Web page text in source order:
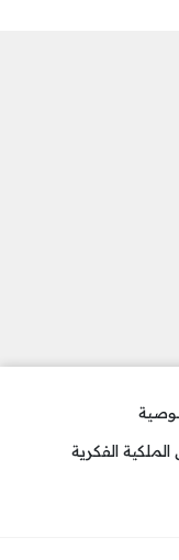
الفكرية